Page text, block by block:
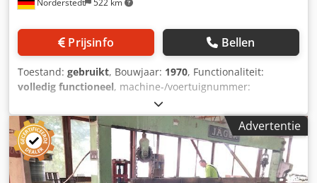
Norderstedt 522 km
Prijsinfo Bellen
Toestand: gebruikt, Bouwjaar: 1970, Functionaliteit:
volledig functioneel, machine-/voertuignummer:
, Offertenummer: D60L/8489 Type machine:
Draadweefmachine Informatie: Golfpatroon Fabrikant:
GERMAN Type: wireloom Bouwjaar: 1970 Draad diameter:
1,5-7 mm Crjdpszbcthefx Aqxjf Maaswijdte: 15-80 mm
Lengteafstand draden: 15-80 mm Werkbreedte max: 2100
mm Werkbreedte min: 200 mm Capaciteit – slagen/min: 22
Advertentie